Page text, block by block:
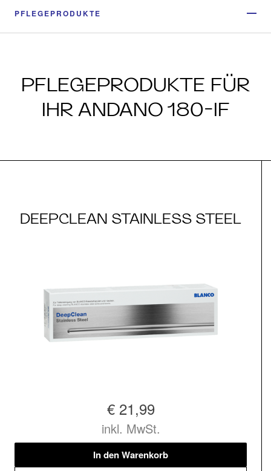
PFLEGEPRODUKTE
PFLEGEPRODUKTE FÜR
IHR ANDANO 180-IF
DEEPCLEAN STAINLESS STEEL
€ 21,99
inkl. MwSt.
In den Warenkorb